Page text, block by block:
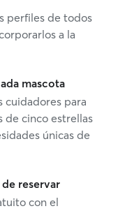
perfiles de todos
a la
mascota
cuidadores para
de cinco estrellas
únicas de
reservar
con el